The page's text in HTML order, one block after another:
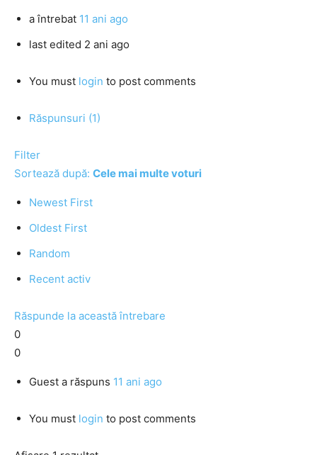
a întrebat 11 ani ago
last edited 2 ani ago
You must login to post comments
Răspunsuri (1)
Filter
Sortează după: Cele mai multe voturi
Newest First
Oldest First
Random
Recent activ
Răspunde la această întrebare
0
0
Guest a răspuns 11 ani ago
You must login to post comments